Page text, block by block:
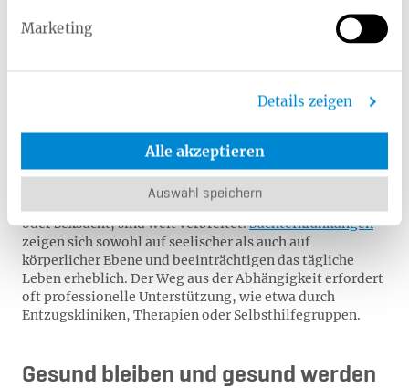
Marketing
Details zeigen
Alle akzeptieren
Auswahl speichern
Eine Sucht oder Abhängigkeit kann sich auf verschiedene
Substanzen und Verhaltensweisen beziehen. Am
häufigsten treten Abhängigkeiten von Alkohol, Nikotin
und illegale Drogen auf, die langfristig schwere
körperliche und psychische Schäden verursachen können.
Doch auch nichtstoffliche Süchte, wie etwa Spielsucht
oder Sexsucht, sind weit verbreitet.Suchterkrankungen
zeigen sich sowohl auf seelischer als auch auf
körperlicher Ebene und beeinträchtigen das tägliche
Leben erheblich. Der Weg aus der Abhängigkeit erfordert
oft professionelle Unterstützung, wie etwa durch
Entzugskliniken, Therapien oder Selbsthilfegruppen.
Gesund bleiben und gesund werden